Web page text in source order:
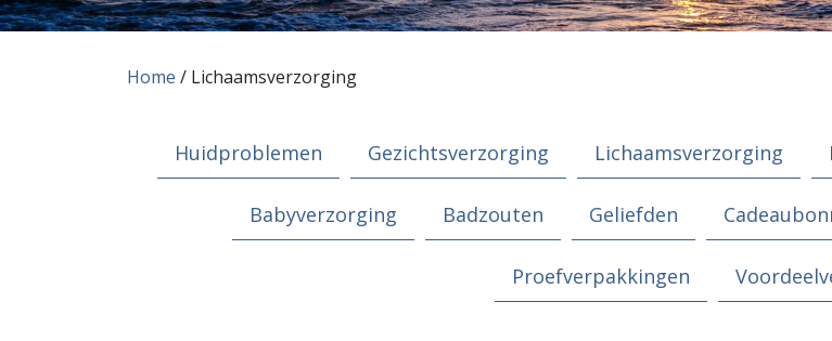
Home / Lichaamsverzorging
Huidproblemen Gezichtsverzorging Lichaamsverzorging
Babyverzorging Badzouten Geliefden
Proefverpakkingen